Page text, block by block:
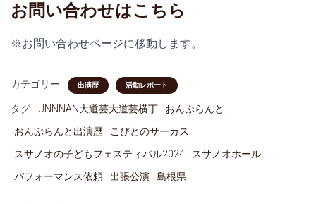
お問い合わせはこちら
※お問い合わせページに移動します。
カテゴリー: 出演歴 活動レポート
タグ: UNNNAN大道芸大道芸横丁
おんぷらんと
おんぷらんと出演歴
こびとのサーカス
スサノオの子どもフェスティバル2024
スサノオホール
パフォーマンス依頼
出張公演 島根県